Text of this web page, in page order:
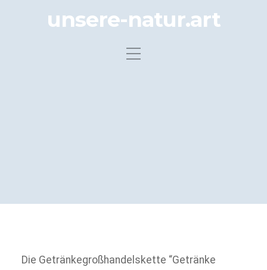
unsere-natur.art
Die Getränkegroßhandelskette “Getränke